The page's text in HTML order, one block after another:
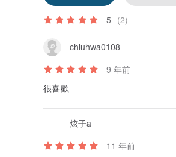
5 (2)
chiuhwa0108
9 年前
很喜歡
炫子a
11 年前